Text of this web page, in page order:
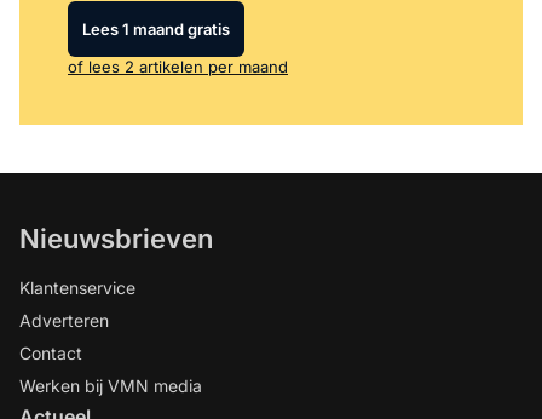
Lees 1 maand gratis
of lees 2 artikelen per maand
Nieuwsbrieven
Klantenservice
Adverteren
Contact
Werken bij VMN media